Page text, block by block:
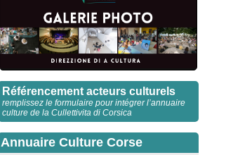
Référencement acteurs culturels
remplissez le formulaire pour intégrer l’annuaire
culture de la Cullettivita di Corsica
Annuaire Culture Corse